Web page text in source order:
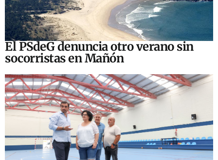
El PSdeG denuncia otro verano sin
socorristas en Mañón